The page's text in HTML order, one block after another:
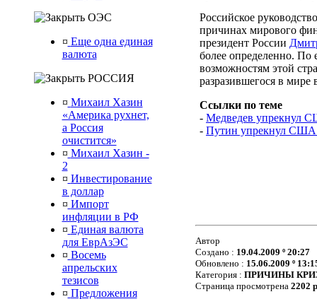
ОЭС
¤ Еще одна единая
валюта
РОССИЯ
¤ Михаил Хазин
«Америка рухнет,
а Россия
очистится»
¤ Михаил Хазин -
2
¤ Инвестирование
в доллар
¤ Импорт
инфляции в РФ
¤ Единая валюта
для ЕврАзЭС
¤ Восемь
апрельских
тезисов
¤ Предложения
Российское
причинах мирового
президент России
более определенно.
возможностям этой
разразившегося в мире
Ссылки по теме
- Медведев упрекнул
- Путин упрекнул США
Автор
Создано : 19.04.2009 º 20:27
Обновлено : 15.06.2009 º
Категория : ПРИЧИНЫ
Страница просмотрена 2202